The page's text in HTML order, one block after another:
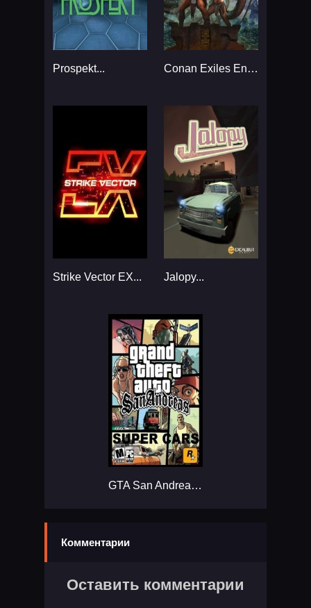
Prospekt... Conan Exiles Enhanced...
Strike Vector EX... Jalopy...
GTA San Andreas Super Cars...
Комментарии
Оставить комментарии